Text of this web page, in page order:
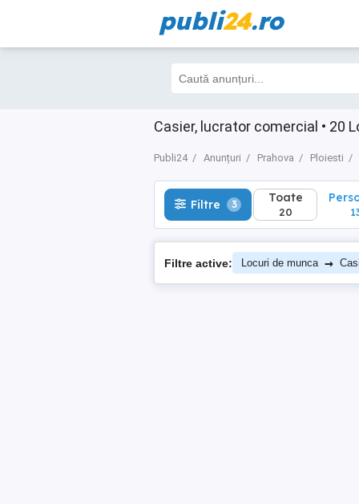
publi24.ro
Casier, lucrator comercial • 20
Publi24 Anunțuri Prahova Ploiesti
Filtre 3 Toate
20
Filtre 3 Toate
20
Filtre active: Locuri de munca →